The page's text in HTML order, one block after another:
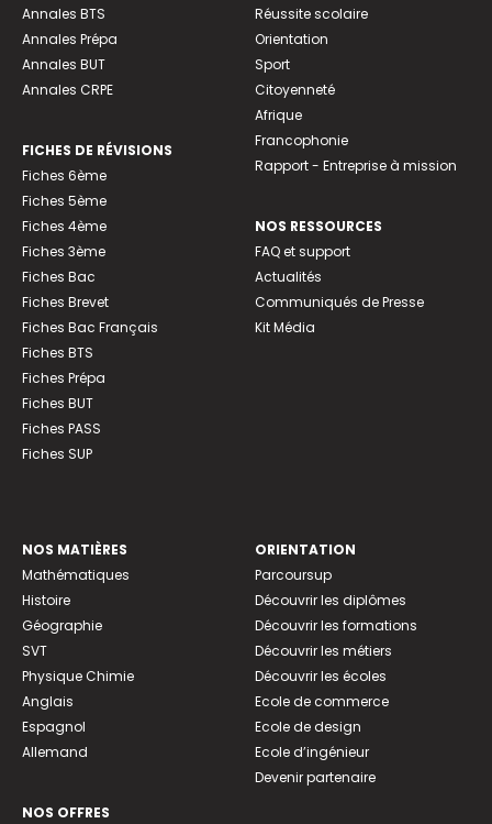
Annales BTS
Annales Prépa
Annales BUT
Annales CRPE
FICHES DE RÉVISIONS
Fiches 6ème
Fiches 5ème
Fiches 4ème
Fiches 3ème
Fiches Bac
Fiches Brevet
Fiches Bac Français
Fiches BTS
Fiches Prépa
Fiches BUT
Fiches PASS
Fiches SUP
Réussite scolaire
Orientation
Sport
Citoyenneté
Afrique
Francophonie
Rapport - Entreprise à mission
NOS RESSOURCES
FAQ et support
Actualités
Communiqués de Presse
Kit Média
NOS MATIÈRES
Mathématiques
Histoire
Géographie
SVT
Physique Chimie
Anglais
Espagnol
Allemand
NOS OFFRES
ORIENTATION
Parcoursup
Découvrir les diplômes
Découvrir les formations
Découvrir les métiers
Découvrir les écoles
Ecole de commerce
Ecole de design
Ecole d’ingénieur
Devenir partenaire